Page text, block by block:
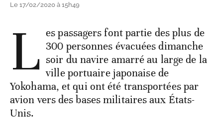
Le 17/02/2020 à 15h49
L es passagers font partie des plus de
300 personnes évacuées dimanche
soir du navire amarré au large de la
ville portuaire japonaise de
Yokohama, et qui ont été transportées par
avion vers des bases militaires aux États-
Unis.